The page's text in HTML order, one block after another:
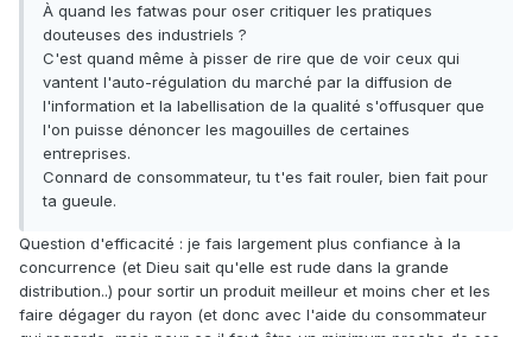
À quand les fatwas pour oser critiquer les pratiques
douteuses des industriels ?
C'est quand même à pisser de rire que de voir ceux qui
vantent l'auto-régulation du marché par la diffusion de
l'information et la labellisation de la qualité s'offusquer que
l'on puisse dénoncer les magouilles de certaines
entreprises.
Connard de consommateur, tu t'es fait rouler, bien fait pour
ta gueule.
Question d'efficacité : je fais largement plus confiance à la
concurrence (et Dieu sait qu'elle est rude dans la grande
distribution..) pour sortir un produit meilleur et moins cher et les
faire dégager du rayon (et donc avec l'aide du consommateur